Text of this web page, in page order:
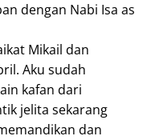
dengan Nabi Isa as
Mikail dan
Aku sudah
kafan dari
jelita sekarang
dan